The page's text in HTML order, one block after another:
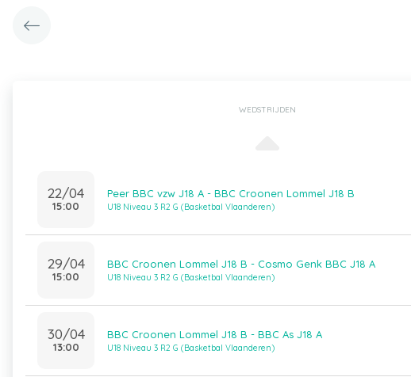
WEDSTRIJDEN
22/04
15:00
Peer BBC vzw J18 A - BBC Croonen Lommel J18 B
U18 Niveau 3 R2 G (Basketbal Vlaanderen)
29/04
15:00
BBC Croonen Lommel J18 B - Cosmo Genk BBC J18 A
U18 Niveau 3 R2 G (Basketbal Vlaanderen)
30/04
13:00
BBC Croonen Lommel J18 B - BBC As J18 A
U18 Niveau 3 R2 G (Basketbal Vlaanderen)